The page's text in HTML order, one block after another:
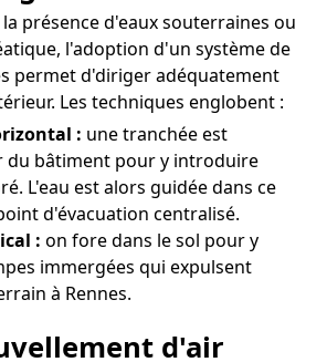
présence d'eaux souterraines ou
l'adoption d'un système de
permet d'diriger adéquatement
Les techniques englobent :
: une tranchée est
du bâtiment pour y introduire
L'eau est alors guidée dans ce
d'évacuation centralisé.
: on fore dans le sol pour y
immergées qui expulsent
à Rennes.
d'air